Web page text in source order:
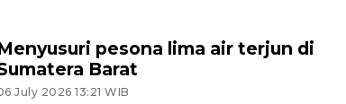
pesona lima air terjun di
Barat
July 2026 13:21 WIB